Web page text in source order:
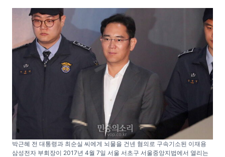
박근혜 전 대통령과 최순실 씨에게 뇌물을 건넨 혐의로 구속기소된 이재용
삼성전자 부회장이 2017년 4월 7일 서울 서초구 서울중앙지법에서 열리는